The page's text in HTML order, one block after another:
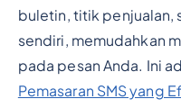
buletin, titik penjualan,
sendiri, memudahkan
pada pesan Anda. Ini
Pemasaran SMS yang